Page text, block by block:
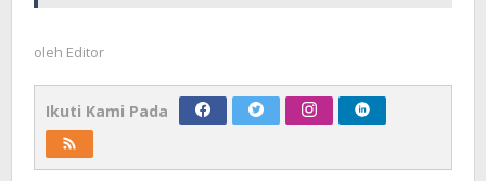
oleh Editor
Ikuti Kami Pada